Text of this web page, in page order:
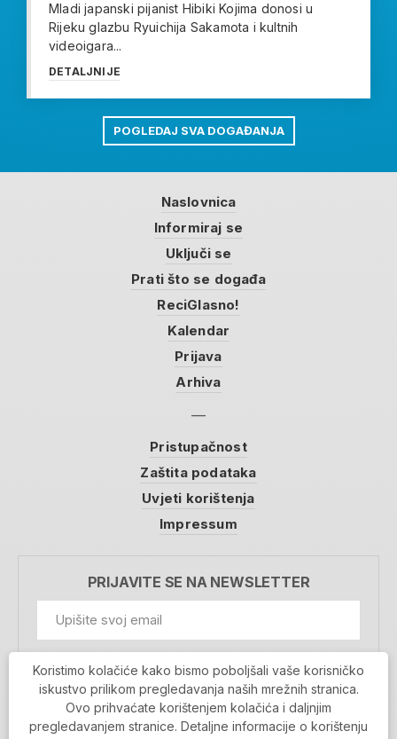
Mladi japanski pijanist Hibiki Kojima donosi u
Rijeku glazbu Ryuichija Sakamota i kultnih
videoigara...
DETALJNIJE
POGLEDAJ SVA DOGAĐANJA
Naslovnica
Informiraj se
Uključi se
Prati što se događa
ReciGlasno!
Kalendar
Prijava
Arhiva
Pristupačnost
Zaštita podataka
Uvjeti korištenja
Impressum
PRIJAVITE SE NA NEWSLETTER
Prihvaćam da se moji podaci spremaju u bazu
podataka i koriste u svrhu slanja MojaRijeka
newslettera
Koristimo kolačiće kako bismo poboljšali vaše korisničko
iskustvo prilikom pregledavanja naših mrežnih stranica.
Ovo prihvaćate korištenjem kolačića i daljnjim
pregledavanjem stranice. Detaljne informacije o korištenju